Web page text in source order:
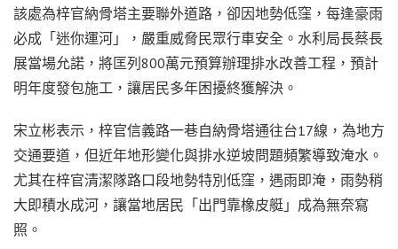
該處為梓官納骨塔主要聯外道路，卻因地勢低窪，每逢豪雨
必成「迷你運河」，嚴重威脅民眾行車安全。水利局長蔡長
展當場允諾，將匡列800萬元預算辦理排水改善工程，預計
明年度發包施工，讓居民多年困擾終獲解決。
宋立彬表示，梓官信義路一巷自納骨塔通往台17線，為地方
交通要道，但近年地形變化與排水逆坡問題頻繁導致淹水。
尤其在梓官清潔隊路口段地勢特別低窪，遇雨即淹，雨勢稍
大即積水成河，讓當地居民「出門靠橡皮艇」成為無奈寫
照。